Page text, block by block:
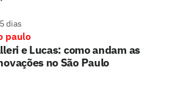
dias
paulo
e Lucas: como andam as
no São Paulo